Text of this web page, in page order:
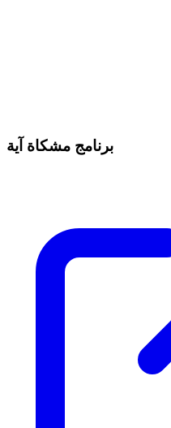
برنامج مشكاة آية